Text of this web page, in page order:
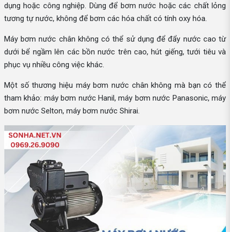
dụng hoặc công nghiệp. Dùng để bơm nước hoặc các chất lỏng
tương tự nước, không để bơm các hóa chất có tính oxy hóa.
Máy bơm nước chân không có thể sử dụng để đẩy nước cao từ
dưới bể ngầm lên các bồn nước trên cao, hút giếng, tưới tiêu và
phục vụ nhiều công việc khác.
Một số thương hiệu máy bơm nước chân không mà bạn có thể
tham khảo: máy bơm nước Hanil, máy bơm nước Panasonic, máy
bơm nước Selton, máy bơm nước Shirai.